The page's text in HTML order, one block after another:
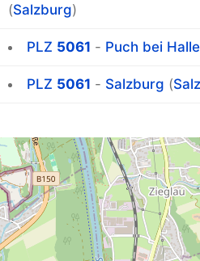
(Salzburg)
PLZ 5061 - Puch bei
PLZ 5061 - Salzburg (